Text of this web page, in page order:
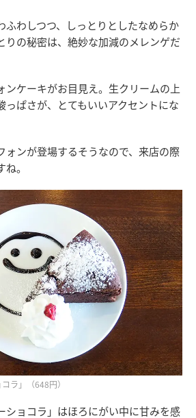
ふわしつつ、しっとりとしたなめらか
りの秘密は、絶妙な加減のメレンゲだ
ンケーキがお目見え。生クリームの上
っぱさが、とてもいいアクセントにな
ォンが登場するそうなので、来店の際
。
ラ」（648円）
ショコラ」はほろにがい中に甘みを感